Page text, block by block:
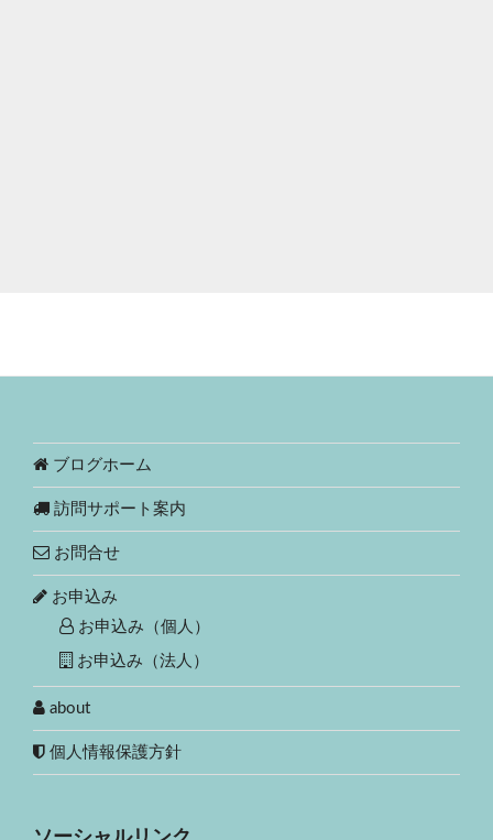
ブログホーム
訪問サポート案内
お問合せ
お申込み
お申込み（個人）
お申込み（法人）
about
個人情報保護方針